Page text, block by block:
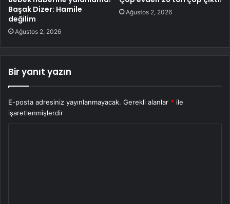
Başak Dizer: Hamile
değilim
Ağustos 2, 2026
Ağustos 2, 2026
Bir yanıt yazın
E-posta adresiniz yayınlanmayacak. Gerekli alanlar * ile
işaretlenmişlerdir